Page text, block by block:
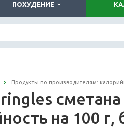
ПОХУДЕНИЕ
Продукты по производителям:
сметана
на 100